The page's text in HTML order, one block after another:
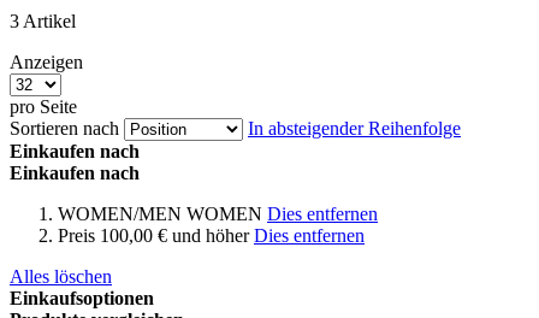
3 Artikel
Anzeigen
pro Seite
Sortieren nach
In absteigender Reihenfolge
Einkaufen nach
Einkaufen nach
WOMEN/MEN WOMEN Dies entfernen
Preis 100,00 € und höher Dies entfernen
Alles löschen
Einkaufsoptionen